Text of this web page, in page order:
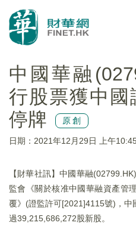
中國華融
行股票獲中
停牌
原創
日期：2021年12月29日 上午
【財華社訊】中國華融
監會《關於核准中國華融資產管
覆》(證監許可[2021]4115號)，中
過39,215,686,272股新股。